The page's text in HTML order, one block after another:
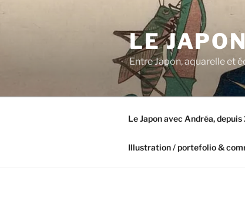
LE
Entre Japon, aquarelle et
Le Japon avec Andréa, depuis
Illustration / portefolio &